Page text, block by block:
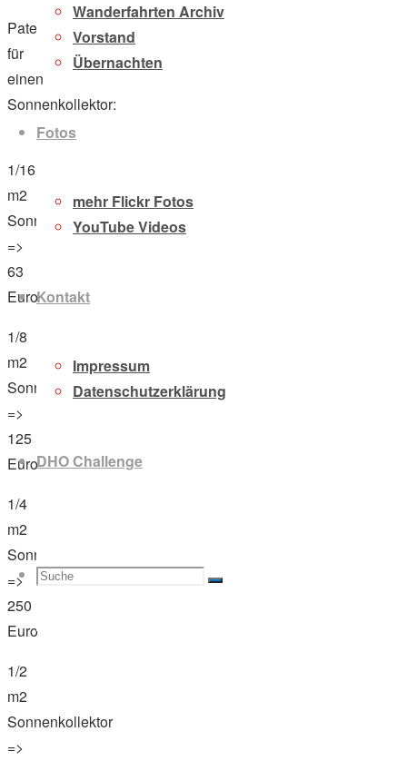
Wanderfahrten Archiv
Vorstand
Übernachten
Fotos
mehr Flickr Fotos
YouTube Videos
Kontakt
Impressum
Datenschutzerklärung
DHO Challenge
Suche
Suchen
Suche
Patenschaft
für
einen
Sonnenkollektor:
1/16
m2
Sonnenkollektor
=>
63
Euro
1/8
m2
Sonnenkollektor
=>
125
Euro
1/4
m2
Sonnenkollektor
=>
250
Euro
1/2
m2
Sonnenkollektor
=>